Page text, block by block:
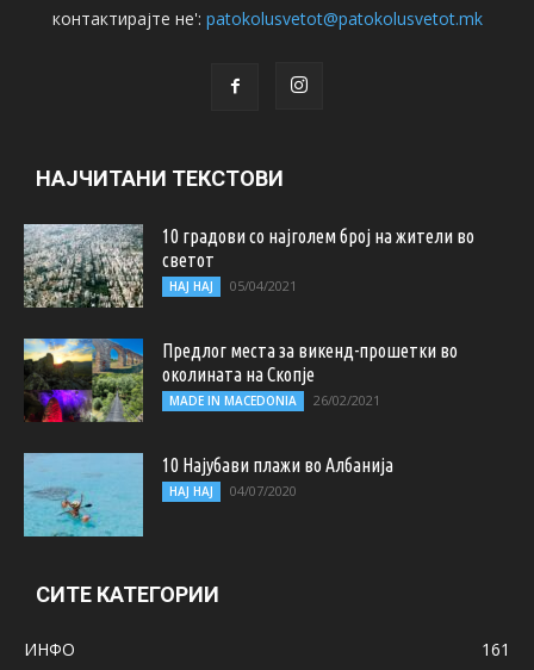
контактирајте не': patokolusvetot@patokolusvetot.mk
НАЈЧИТАНИ ТЕКСТОВИ
10 градови со најголем број на жители во
светот
НАЈ НАЈ 05/04/2021
Предлог места за викенд-прошетки во
околината на Скопје
MADE IN MACEDONIA 26/02/2021
10 Најубави плажи во Албанија
НАЈ НАЈ 04/07/2020
СИТЕ КАТЕГОРИИ
ИНФО
161